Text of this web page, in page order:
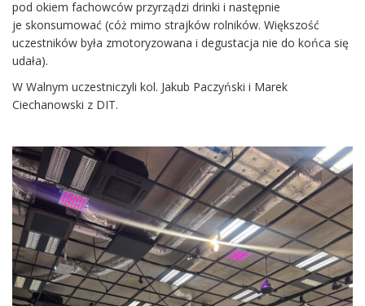
pod okiem fachowców przyrządzi drinki i następnie
je skonsumować (cóż mimo strajków rolników. Większość
uczestników była zmotoryzowana i degustacja nie do końca się
udała).
W Walnym uczestniczyli kol. Jakub Paczyński i Marek
Ciechanowski z DIT.